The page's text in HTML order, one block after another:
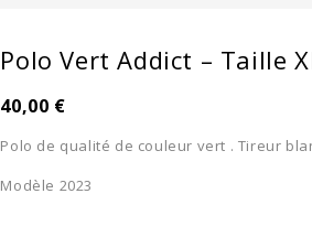
Polo Vert Addict – Taille
40,00 €
Polo de qualité de couleur vert . Tireur
Modèle 2023